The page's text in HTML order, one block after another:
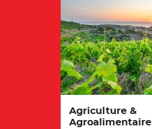
Agriculture &
Agroalimentaire